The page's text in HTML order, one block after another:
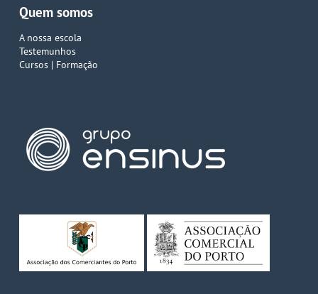
Quem somos
A nossa escola
Testemunhos
Cursos | Formação